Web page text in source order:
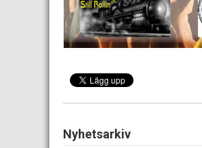
Nyhetsarkiv